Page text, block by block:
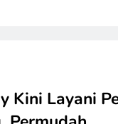
Kini Layani